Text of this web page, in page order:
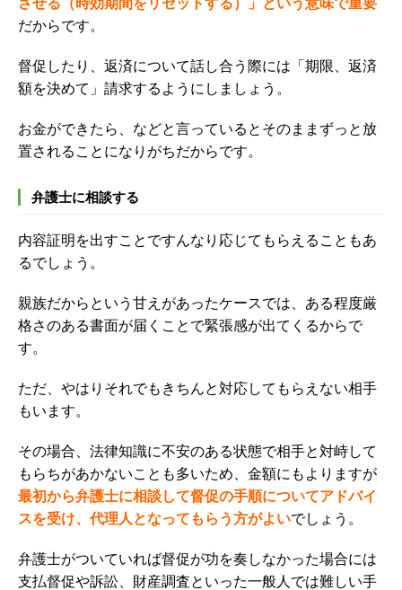
させる（時効期間をリセットする）」という意味で重要
だからです。
督促したり、返済について話し合う際には 「期限、返済
額を決めて」請求するようにしましょう。
お金ができたら、などと言っているとそのままずっと放
置されることになりがちだからです。
弁護士に相談する
内容証明を出すことですんなり応じてもらえることもあ
るでしょう。
親族だからという甘えがあったケースでは、ある程度厳
格さのある書面が届くことで緊張感が出てくるからで
す。
ただ、やはりそれでもきちんと対応してもらえない相手
もいます。
その場合、法律知識に不安のある状態で相手と対峙して
もらちがあかないことも多いため、 金額にもよりますが
最初から弁護士に相談して督促の手順についてアドバイ
スを受け、代理人となってもらう方がよいでしょう。
弁護士がついていれば督促が功を奏しなかった場合には
支払督促や訴訟、財産調査といった一般人では難しい手